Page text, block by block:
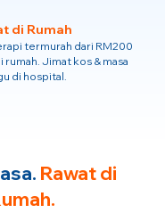
di Rumah
termurah dari RM200
rumah. Jimat kos & masa
di hospital.
Rawat di